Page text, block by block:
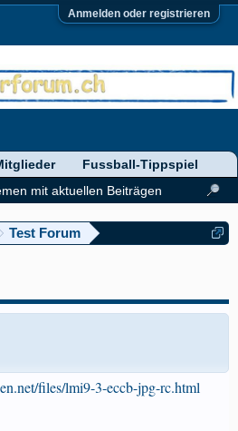
Anmelden oder registrieren
Test Forum
files/lmi9-3-eccb-jpg-rc.html
mit aktuellen Beiträgen
Fussball-Tippspiel